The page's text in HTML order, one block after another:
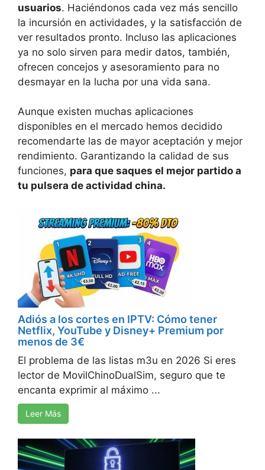
usuarios. Haciéndonos cada vez más sencillo
la incursión en actividades, y la satisfacción de
ver resultados pronto. Incluso las aplicaciones
ya no solo sirven para medir datos, también,
ofrecen concejos y asesoramiento para no
desmayar en la lucha por una vida sana.
Aunque existen muchas aplicaciones
disponibles en el mercado hemos decidido
recomendarte las de mayor aceptación y mejor
rendimiento. Garantizando la calidad de sus
funciones, para que saques el mejor partido a
tu pulsera de actividad china.
Adiós a los cortes en IPTV: Cómo tener
Netflix, YouTube y Disney+ Premium por
menos de 3€
El problema de las listas m3u en 2026 Si eres
lector de MovilChinoDualSim, seguro que te
encanta exprimir al máximo ...
Leer Más